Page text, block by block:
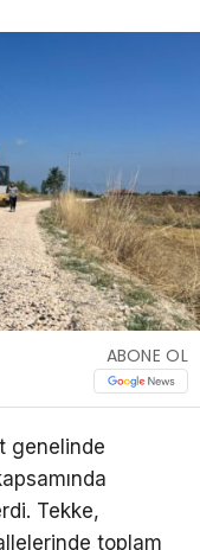
ABONE OL
genelinde
Tekke,
toplam